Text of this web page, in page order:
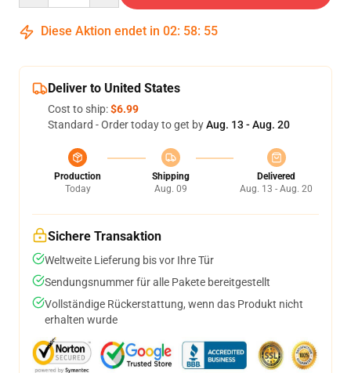
Diese Aktion endet in 02: 58: 55
Deliver to United States
Cost to ship:$6.99
Standard - Order today to get byAug. 13 - Aug. 20
Production
Today
Shipping
Aug. 09
Delivered
Aug. 13 - Aug. 20
Sichere Transaktion
Weltweite Lieferung bis vor Ihre Tür
Sendungsnummer für alle Pakete bereitgestellt
Vollständige Rückerstattung, wenn das Produkt nicht
erhalten wurde